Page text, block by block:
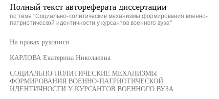
Полный текст автореферата диссертации
по теме "Социально-политические механизмы формирования военно-
патриотической идентичности у курсантов военного вуза"
На правах рукописи
КАРЛОВА Екатерина Николаевна
СОЦИАЛЬНО-ПОЛИТИЧЕСКИЕ МЕХАНИЗМЫ
ФОРМИРОВАНИЯ ВОЕННО-ПАТРИОТИЧЕСКОЙ
ИДЕНТИЧНОСТИ У КУРСАНТОВ ВОЕННОГО ВУЗА